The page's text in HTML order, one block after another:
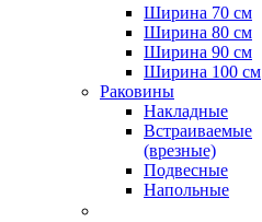
Ширина 70 см
Ширина 80 см
Ширина 90 см
Ширина 100 см
Раковины
Накладные
Встраиваемые
(врезные)
Подвесные
Напольные